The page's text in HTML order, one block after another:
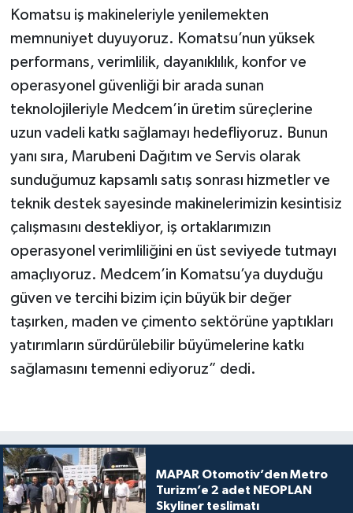
Komatsu iş makineleriyle yenilemekten
memnuniyet duyuyoruz. Komatsu’nun yüksek
performans, verimlilik, dayanıklılık, konfor ve
operasyonel güvenliği bir arada sunan
teknolojileriyle Medcem’in üretim süreçlerine
uzun vadeli katkı sağlamayı hedefliyoruz. Bunun
yanı sıra, Marubeni Dağıtım ve Servis olarak
sunduğumuz kapsamlı satış sonrası hizmetler ve
teknik destek sayesinde makinelerimizin kesintisiz
çalışmasını destekliyor, iş ortaklarımızın
operasyonel verimliliğini en üst seviyede tutmayı
amaçlıyoruz. Medcem’in Komatsu’ya duyduğu
güven ve tercihi bizim için büyük bir değer
taşırken, maden ve çimento sektörüne yaptıkları
yatırımların sürdürülebilir büyümelerine katkı
sağlamasını temenni ediyoruz” dedi.
MAPAR Otomotiv’den Metro
Turizm’e 2 adet NEOPLAN
Skyliner teslimatı